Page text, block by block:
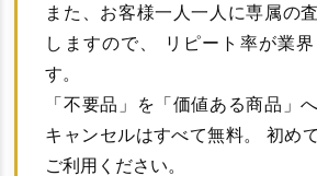
また、お客様一人一人に専属の
しますので、 リピート率が業
す。
「不要品」を「価値ある商品」
キャンセルはすべて無料。 初め
ご利用ください。